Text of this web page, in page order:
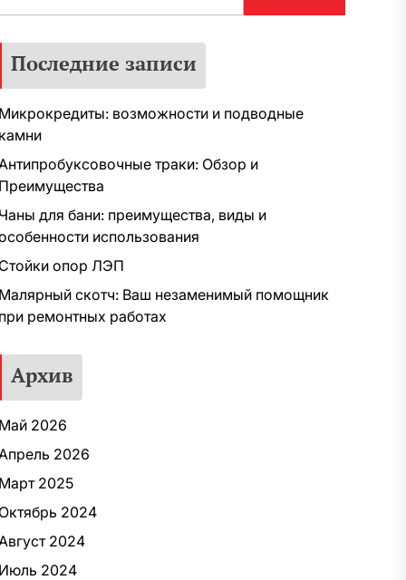
Последние записи
Микрокредиты: возможности и подводные
камни
траки: Обзор и
Преимущества
Чаны для бани: преимущества, виды и
использования
Стойки опор ЛЭП
Малярный скотч: Ваш незаменимый помощник
при ремонтных работах
Архив
Май 2026
2026
Март 2025
Октябрь 2024
2024
Июль 2024